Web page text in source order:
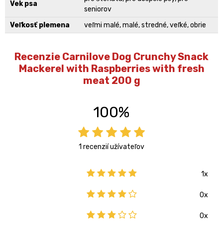
Vek psa
seniorov
Veľkosť plemena
veľmi malé, malé, stredné, veľké, obrie
Recenzie Carnilove Dog Crunchy Snack
Mackerel with Raspberries with fresh
meat 200 g
100%
1 recenzií užívateľov
1x
0x
0x